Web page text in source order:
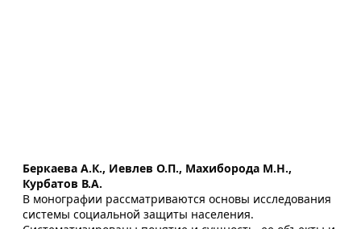
Беркаева А.К., Иевлев О.П., Махиборода М.Н.,
Курбатов В.А.
В монографии рассматриваются основы исследования
системы социальной защиты населения.